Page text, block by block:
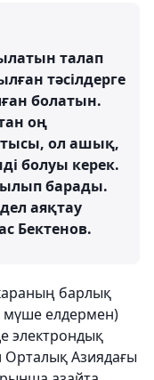
талап
тәсілдерге
болатын.
оң
ол ашық,
болуы керек.
барады.
аяқтау
Бектенов.
барлық
мүше елдермен)
электрондық
Орталық Азиядағы